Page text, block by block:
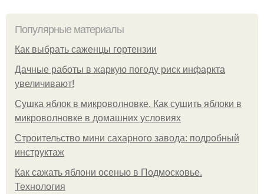
Популярные материалы
Как выбрать саженцы гортензии
Дачные работы в жаркую погоду риск инфаркта
увеличивают!
Сушка яблок в микроволновке. Как сушить яблоки в
микроволновке в домашних условиях
Строительство мини сахарного завода: подробный
инструктаж
Как сажать яблони осенью в Подмосковье.
Технология